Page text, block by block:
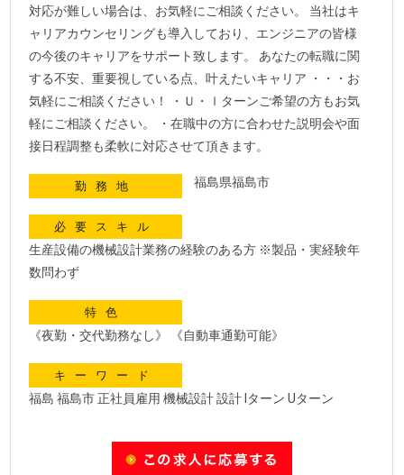
対応が難しい場合は、お気軽にご相談ください。 当社はキ
ャリアカウンセリングも導入しており、エンジニアの皆様
の今後のキャリアをサポート致します。 あなたの転職に関
する不安、重要視している点、叶えたいキャリア ・・・お
気軽にご相談ください！ ・Ｕ・ｌターンご希望の方もお気
軽にご相談ください。 ・在職中の方に合わせた説明会や面
接日程調整も柔軟に対応させて頂きます。
勤務地 福島県福島市
必要スキル
生産設備の機械設計業務の経験のある方 ※製品・実経験年
数問わず
特色
《夜勤・交代勤務なし》 《自動車通勤可能》
キーワード
福島 福島市 正社員雇用 機械設計 設計 Iターン Uターン